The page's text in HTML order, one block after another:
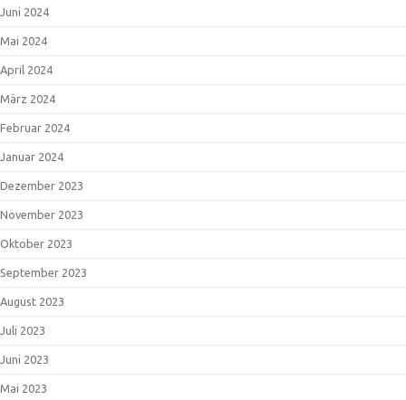
Juni 2024
Mai 2024
April 2024
März 2024
Februar 2024
Januar 2024
Dezember 2023
November 2023
Oktober 2023
September 2023
August 2023
Juli 2023
Juni 2023
Mai 2023